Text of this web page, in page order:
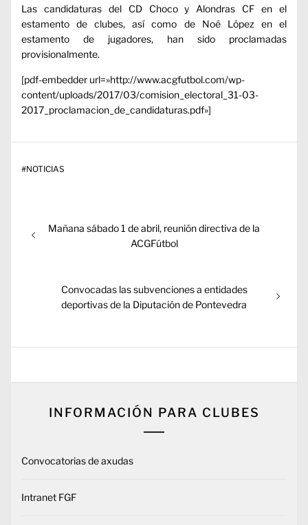
Las candidaturas del CD Choco y Alondras CF en el
estamento de clubes, así como de Noé López en el
estamento de jugadores, han sido proclamadas
provisionalmente.
[pdf-embedder url=»http://www.acgfutbol.com/wp-
content/uploads/2017/03/comision_electoral_31-03-
2017_proclamacion_de_candidaturas.pdf»]
#NOTICIAS
Navegación
de
Entrada
Mañana sábado 1 de abril, reunión directiva de la
ACGFútbol
Entrada
siguiente:
Convocadas las subvenciones a entidades
deportivas de la Diputación de Pontevedra
INFORMACIÓN PARA CLUBES
Convocatorias de axudas
Intranet FGF